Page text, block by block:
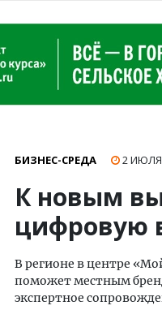
БИЗНЕС-СРЕДА 2 ИЮЛЯ
К новым
цифровую
В регионе в центре
поможет местным
экспертное